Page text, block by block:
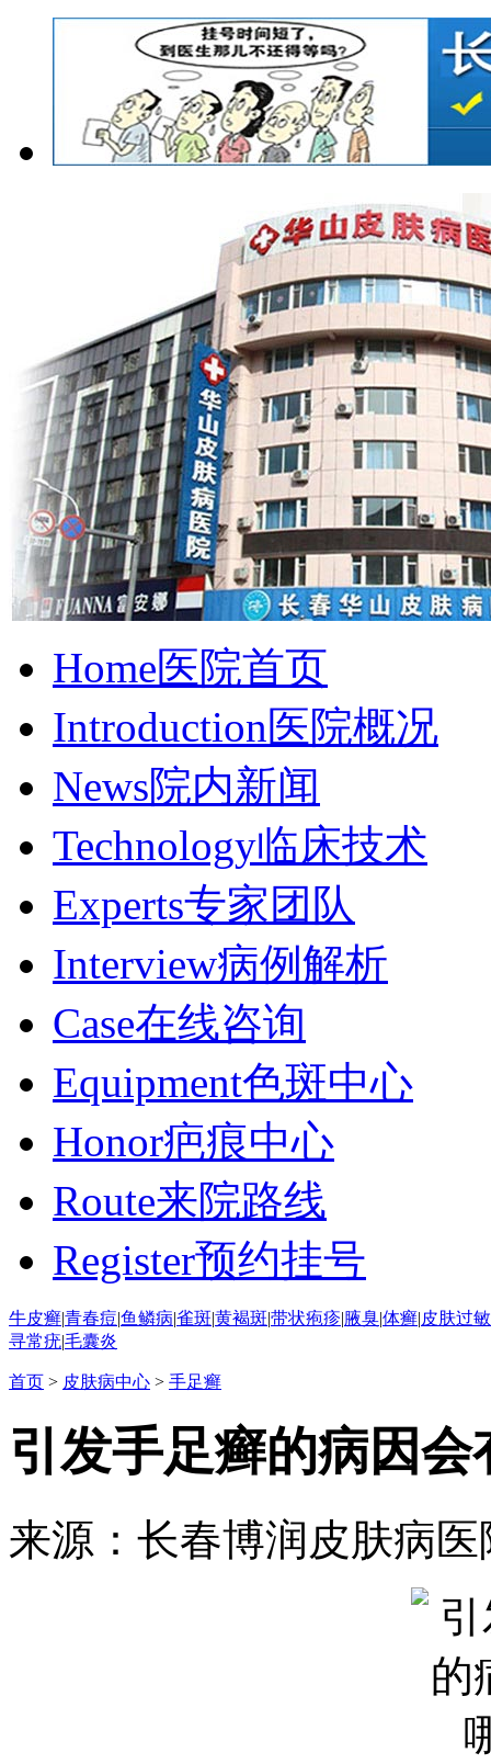
Home医院首页
Introduction医院概况
News院内新闻
Technology临床技术
Experts专家团队
Interview病例解析
Case在线咨询
Equipment色斑中心
Honor疤痕中心
Route来院路线
Register预约挂号
牛皮癣|青春痘|鱼鳞病|雀斑|黄褐斑|带状疱疹|腋臭|体癣|皮肤过敏
寻常疣|毛囊炎
首页 > 皮肤病中心 > 手足癣
引发手足癣的病因会
来源：长春博润皮肤病医